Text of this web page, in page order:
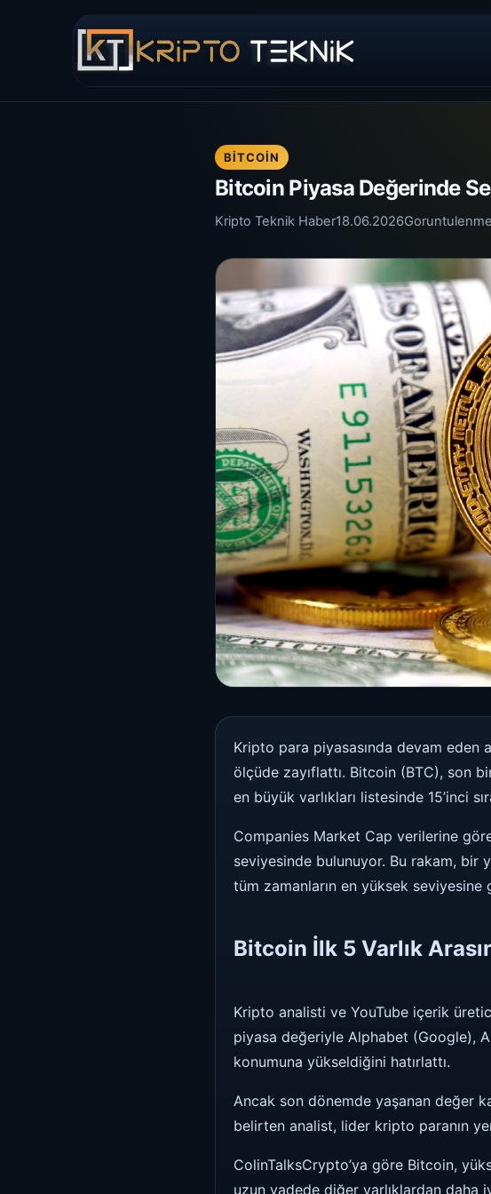
BITCOIN
Bitcoin Piyasa Değerinde
Kripto Teknik Haber18.06.2026
Kripto para piyasasında devam eden
ölçüde zayıflattı. Bitcoin (BTC), son
en büyük varlıkları listesinde 15’inci
Companies Market Cap verilerine
seviyesinde bulunuyor. Bu rakam, bir
tüm zamanların en yüksek
Bitcoin İlk 5 Varlık
Kripto analisti ve YouTube içerik
piyasa değeriyle Alphabet (Google),
konumuna yükseldiğini hatırlattı.
Ancak son dönemde yaşanan değer
belirten analist, lider kripto paranın
ColinTalksCrypto’ya göre Bitcoin,
uzun vadede diğer varlıklardan daha